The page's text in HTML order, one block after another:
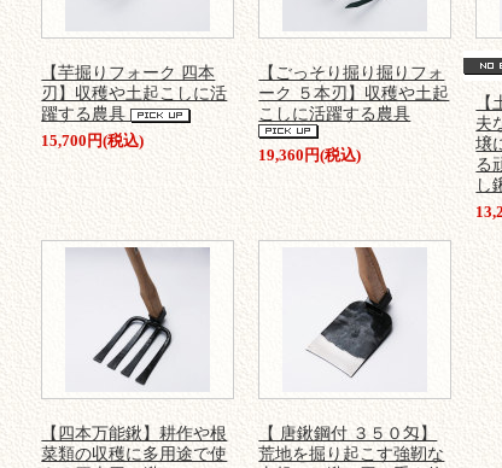
【芋掘りフォーク 四本
刃】収穫や土起こしに活
躍する農具
15,700円(税込)
【ごっそり掘り掘りフォ
ーク ５本刃】収穫や土起
こしに活躍する農具
19,360円(税込)
夫
壌
る
し
【四本万能鍬】耕作や根
菜類の収穫に多用途で使
【 唐鍬鋼付 ３５０匁】
荒地を掘り起こす強靭な